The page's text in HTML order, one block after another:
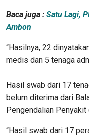
Baca juga : Satu Lagi,
Ambon
“Hasilnya, 22
medis dan 5 tenaga
Hasil swab dari 17
belum diterima dari
Pengendalian
“Hasil swab dari 17